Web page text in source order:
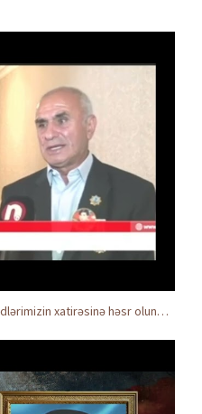
AVMVİB Naxçıvan MR təşkilatı şəhidlərimizin xatirəsinə həsr olunmuş tədbir keçirdi